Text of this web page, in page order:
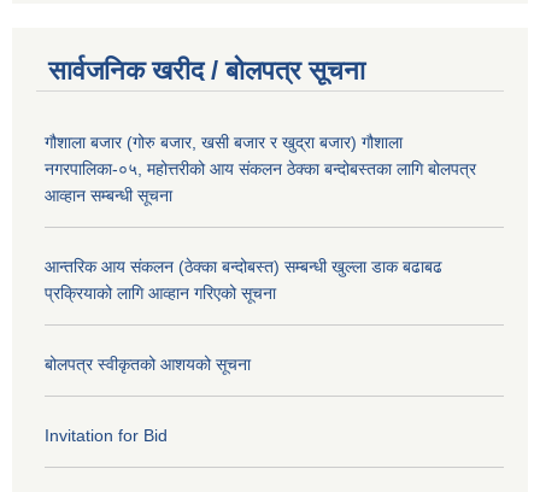
सार्वजनिक खरीद / बोलपत्र सूचना
गौशाला बजार (गोरु बजार, खसी बजार र खुद्रा बजार) गौशाला
नगरपालिका-०५, महोत्तरीको आय संकलन ठेक्का बन्दोबस्तका लागि बोलपत्र
आव्हान सम्बन्धी सूचना
आन्तरिक आय संकलन (ठेक्का बन्दोबस्त) सम्बन्धी खुल्ला डाक बढाबढ
प्रक्रियाको लागि आव्हान गरिएको सूचना
बोलपत्र स्वीकृतको आशयको सूचना
Invitation for Bid